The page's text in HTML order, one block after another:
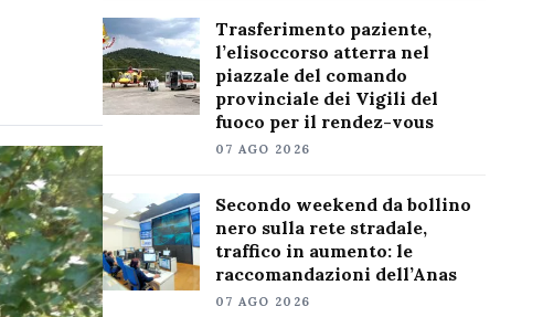
Trasferimento paziente,
l’elisoccorso atterra nel
piazzale del comando
provinciale dei Vigili del
fuoco per il rendez-vous
07 AGO 2026
Secondo weekend da bollino
nero sulla rete stradale,
traffico in aumento: le
raccomandazioni dell’Anas
07 AGO 2026